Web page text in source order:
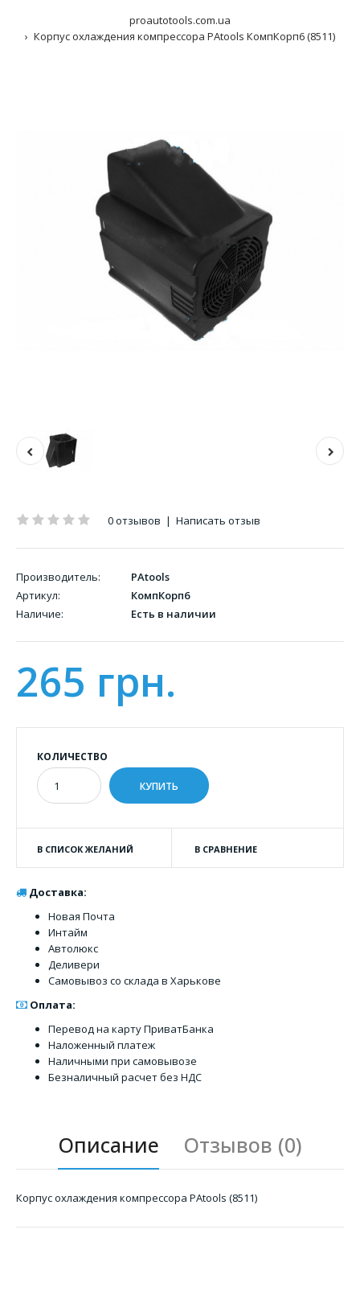
proautotools.com.ua
Корпус охлаждения компрессора PAtools КомпКорп6 (8511)
0 отзывов | Написать отзыв
Производитель:
PAtools
Артикул:
КомпКорп6
Наличие:
Есть в наличии
265 грн.
КОЛИЧЕСТВО
В СПИСОК ЖЕЛАНИЙ В СРАВНЕНИЕ
Доставка:
Новая Почта
Интайм
Автолюкс
Деливери
Самовывоз со склада в Харькове
Оплата:
Перевод на карту ПриватБанка
Наложенный платеж
Наличными при самовывозе
Безналичный расчет без НДС
Описание Отзывов (0)
Корпус охлаждения компрессора PAtools (8511)